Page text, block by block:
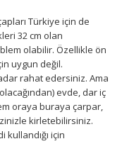
Türkiye için de
32 cm olan
olabilir. Özellikle ön
uygun değil.
rahat edersiniz. Ama
evde, dar iç
oraya buraya çarpar,
kirletebilirsiniz.
için